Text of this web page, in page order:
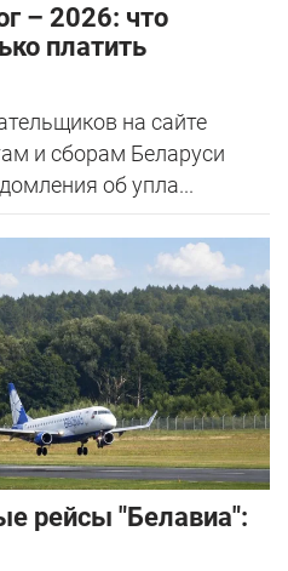
– 2026: что
платить
на сайте
и сборам Беларуси
об упла...
рейсы "Белавиа":